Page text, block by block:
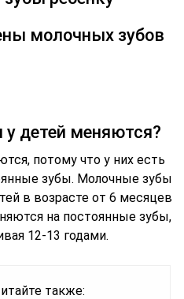
молочных зубов
детей меняются?
потому что у них есть
зубы. Молочные зубы
в возрасте от 6 месяцев
на постоянные зубы,
12-13 годами.
также: